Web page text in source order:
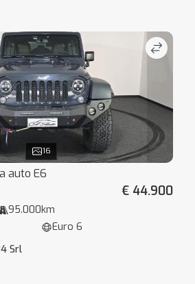
16
auto E6
€ 44.900
95.000km
Euro 6
Srl